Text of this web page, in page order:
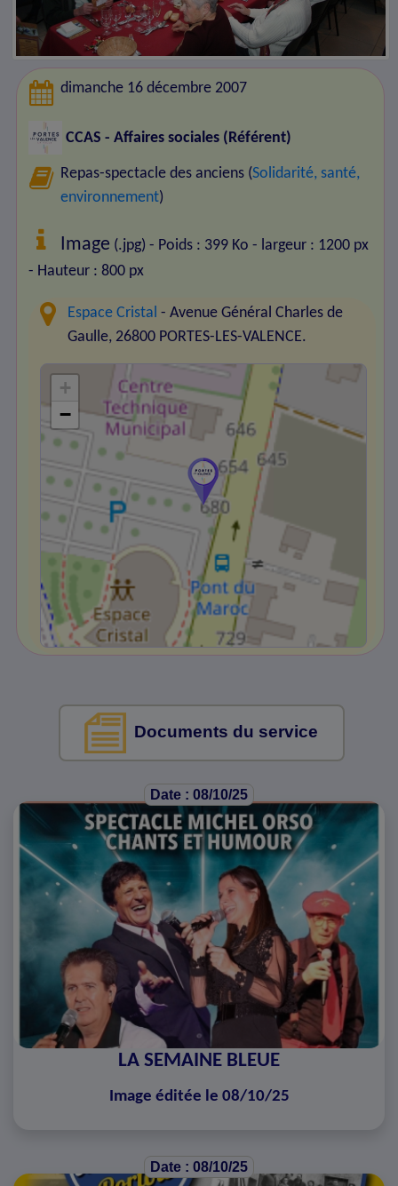
dimanche 16 décembre 2007
CCAS - Affaires sociales (Référent)
Repas-spectacle des anciens (Solidarité, santé,
environnement)
Image (.jpg) - Poids : 399 Ko - largeur : 1200 px
- Hauteur : 800 px
Espace Cristal - Avenue Général Charles de
Gaulle, 26800 PORTES-LES-VALENCE.
+
−
Documents du service
Date : 08/10/25
LA SEMAINE BLEUE
Image éditée le 08/10/25
Date : 08/10/25